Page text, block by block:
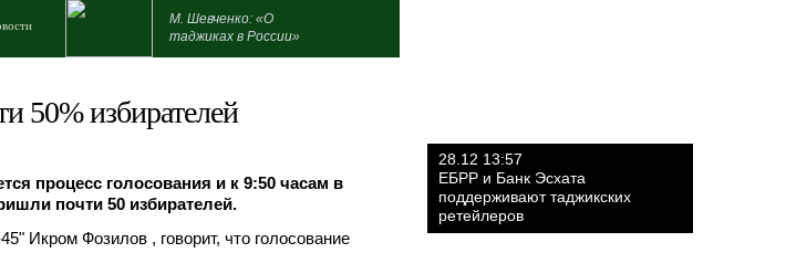
М. Шевченко: «О
таджиках в России»
50% избирателей
процесс голосования и к 9:50 часам в
почти 50 избирателей.
Икром Фозилов , говорит, что голосование
28.12 13:57
ЕБРР и Банк Эсхата
поддерживают таджикских
ретейлеров